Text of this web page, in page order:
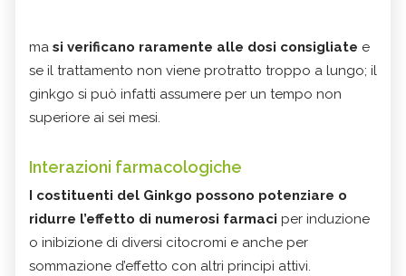
ma si verificano raramente alle dosi consigliate e
se il trattamento non viene protratto troppo a lungo; il
ginkgo si può infatti assumere per un tempo non
superiore ai sei mesi.
Interazioni farmacologiche
I costituenti del Ginkgo possono potenziare o
ridurre l’effetto di numerosi farmaci per induzione
o inibizione di diversi citocromi e anche per
sommazione d’effetto con altri principi attivi.